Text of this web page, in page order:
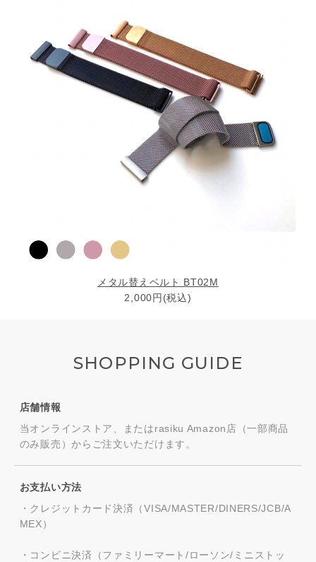
メタル替えベルト BT02M
2,000円(税込)
SHOPPING GUIDE
店舗情報
当オンラインストア、またはrasiku Amazon店（一部商品
のみ販売）からご注文いただけます。
お支払い方法
・クレジットカード決済（VISA/MASTER/DINERS/JCB/A
MEX）
・コンビニ決済（ファミリーマート/ローソン/ミニストッ